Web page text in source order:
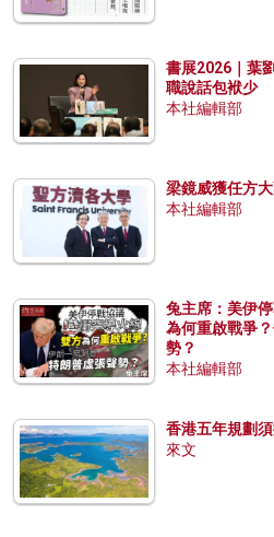
書展2026｜葉
職說話包袱少
本社編輯部
梁鏡威獲任方
本社編輯部
兔主席：美伊
為何重啟戰爭
勢？
本社編輯部
香港五年規劃
來文